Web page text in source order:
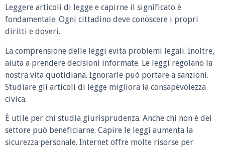
Leggere articoli di legge e capirne il significato è
fondamentale. Ogni cittadino deve conoscere i propri
diritti e doveri.
La comprensione delle leggi evita problemi legali. Inoltre,
aiuta a prendere decisioni informate. Le leggi regolano la
nostra vita quotidiana. Ignorarle può portare a sanzioni.
Studiare gli articoli di legge migliora la consapevolezza
civica.
È utile per chi studia giurisprudenza. Anche chi non è del
settore può beneficiarne. Capire le leggi aumenta la
sicurezza personale. Internet offre molte risorse per